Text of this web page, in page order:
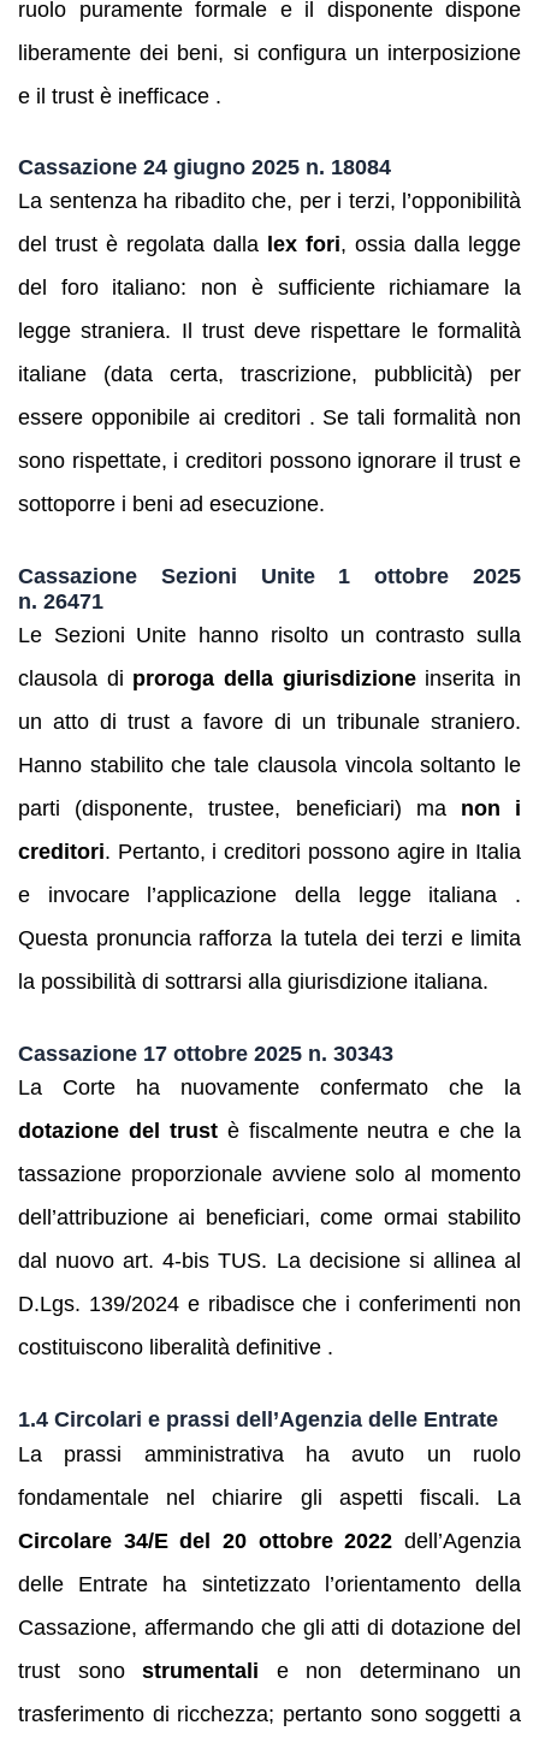
ruolo puramente formale e il disponente dispone
liberamente dei beni, si configura un interposizione
e il trust è inefficace .
Cassazione 24 giugno 2025 n. 18084
La sentenza ha ribadito che, per i terzi, l’opponibilità
del trust è regolata dalla lex fori, ossia dalla legge
del foro italiano: non è sufficiente richiamare la
legge straniera. Il trust deve rispettare le formalità
italiane (data certa, trascrizione, pubblicità) per
essere opponibile ai creditori . Se tali formalità non
sono rispettate, i creditori possono ignorare il trust e
sottoporre i beni ad esecuzione.
Cassazione Sezioni Unite 1 ottobre 2025
n. 26471
Le Sezioni Unite hanno risolto un contrasto sulla
clausola di proroga della giurisdizioneinserita in
un atto di trust a favore di un tribunale straniero.
Hanno stabilito che tale clausola vincola soltanto le
parti (disponente, trustee, beneficiari) ma non i
creditori. Pertanto, i creditori possono agire in Italia
e invocare l’applicazione della legge italiana .
Questa pronuncia rafforza la tutela dei terzi e limita
la possibilità di sottrarsi alla giurisdizione italiana.
Cassazione 17 ottobre 2025 n. 30343
La Corte ha nuovamente confermato che la
dotazione del trustè fiscalmente neutra e che la
tassazione proporzionale avviene solo al momento
dell’attribuzione ai beneficiari, come ormai stabilito
dal nuovo art. 4‑bis TUS. La decisione si allinea al
D.Lgs. 139/2024 e ribadisce che i conferimenti non
costituiscono liberalità definitive .
1.4 Circolari e prassi dell’Agenzia delle Entrate
La prassi amministrativa ha avuto un ruolo
fondamentale nel chiarire gli aspetti fiscali. La
Circolare 34/E del 20 ottobre 2022 dell’Agenzia
delle Entrate ha sintetizzato l’orientamento della
Cassazione, affermando che gli atti di dotazione del
trust sono strumentali e non determinano un
trasferimento di ricchezza; pertanto sono soggetti a